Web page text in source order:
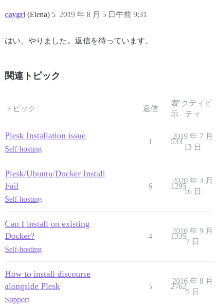
caygri (Elena) 2019 年 8 月 5 日午前 9:31
5
はい、やりました。返信を待っています。
関連トピック
トピック 返信
表
示
アクティビ
ティ
Plesk Installation issue
Self-hosting
1 533
2019 年 7 月
13 日
Plesk/Ubuntu/Docker Install
Fail
Self-hosting
6 1295
2020 年 4 月
16 日
Can I install on existing
Docker?
Self-hosting
4 1335
2016 年 9 月
7 日
How to install discourse
alongside Plesk
Support
5 2762
2016 年 8 月
5 日